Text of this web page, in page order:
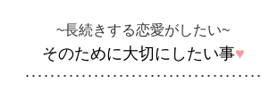
~長続きする恋愛がしたい~
そのために大切にしたい事♥
･･････････････････････････････････････